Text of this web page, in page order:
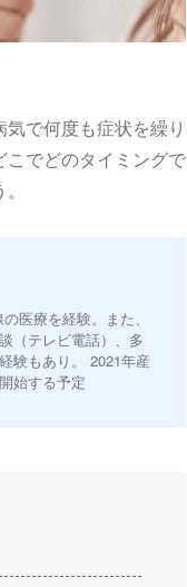
で何度も症状を繰り
でどのタイミングで
医療を経験。また、
（テレビ電話）、多
験もあり。 2021年産
始する予定